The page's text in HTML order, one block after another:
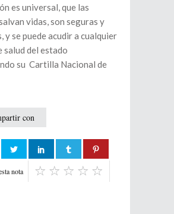
es universal, que las
vidas, son seguras y
y se puede acudir a cualquier
salud del estado
su Cartilla Nacional de
con
nota